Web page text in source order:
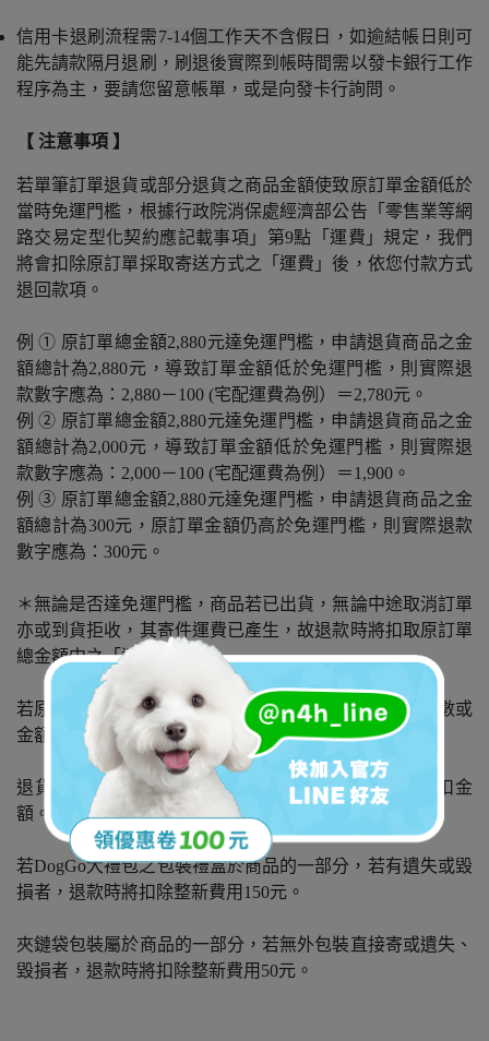
信用卡退刷流程需7-14個工作天不含假日
，如逾結帳日則可
能先請款隔月退刷，刷退後實際到帳時間需以發卡銀行工作
程序為主，要請您留意帳單，或是向發卡行詢問。
【 注意事項 】
若單筆訂單退貨或部分退貨之商品金額使致原訂單金額低於
當時免運門檻，根據行政院消保處經濟部公告「零售業等網
路交易定型化契約應記載事項」第9點「運費」規定，我們
將會扣除原訂單採取寄送方式之「運費」後，依您付款方式
退回款項。
例 ① 原訂單總金額2,880元達免運門檻，申請退貨商品之金
額總計為2,880元，導致訂單金額低於免運門檻，則實際退
款數字應為：2,880－100 (宅配運費為例）＝2,780元。
例 ② 原訂單總金額2,880元達免運門檻，申請退貨商品之金
額總計為2,000元，導致訂單金額低於免運門檻，則實際退
款數字應為：2,000－100 (宅配運費為例）＝1,900。
例 ③ 原訂單總金額2,880元達免運門檻，申請退貨商品之金
額總計為300元，原訂單金額仍高於免運門檻，則實際退款
數字應為：300元。
＊無論是否達免運門檻，商品若已出貨，無論中途取消訂單
亦或到貨拒收，其寄件運費已產生，故退款時將扣取原訂單
總金額中之「運費」。
若原訂單中有組合優惠商品，若退貨後未達活動優惠件數或
金額，退款時原訂單中保留商品將恢復原價計算。
退貨後導致原訂單未達滿額折扣、退款時將扣除該折扣金
額。
若DogGo大禮包之包裝禮盒於商品的一部分，若有遺失或毀
損者，退款時將扣除整新費用150元。
夾鏈袋包裝屬於商品的一部分，若無外包裝直接寄或遺失、
毀損者，退款時將扣除整新費用50元。